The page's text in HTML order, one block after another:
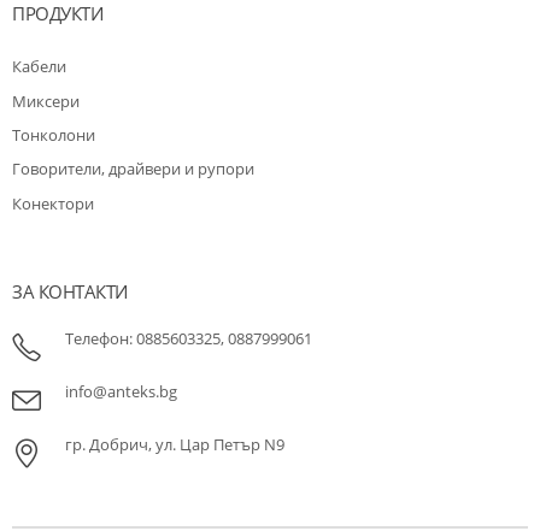
ПРОДУКТИ
Кабели
Миксери
Тонколони
Говорители, драйвери и рупори
Конектори
ЗА КОНТАКТИ
Телефон: 0885603325, 0887999061
info@anteks.bg
гр. Добрич, ул. Цар Петър N9